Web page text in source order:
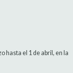
hasta el 1 de abril, en la